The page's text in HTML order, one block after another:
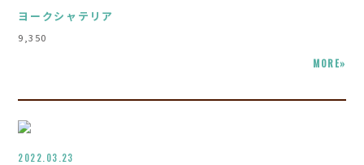
ヨークシャテリア
9,350
MORE»
2022.03.23